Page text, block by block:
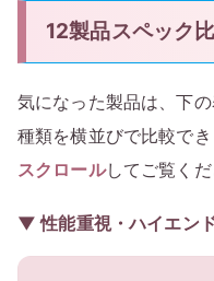
12製品スペック
気になった製品は、下
種類を横並びで比較でき
スクロールしてご覧くだ
▼ 性能重視・ハイエン